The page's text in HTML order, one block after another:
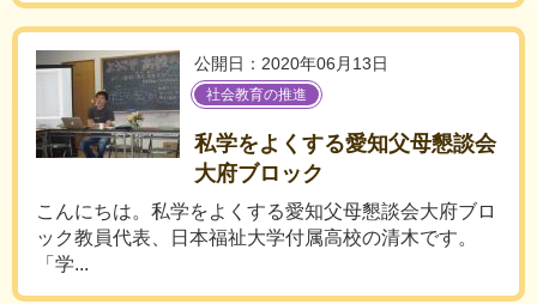
公開日：2020年06月13日
社会教育の推進
私学をよくする愛知父母懇談会
大府ブロック
こんにちは。私学をよくする愛知父母懇談会大府ブロ
ック教員代表、日本福祉大学付属高校の清木です。
「学...